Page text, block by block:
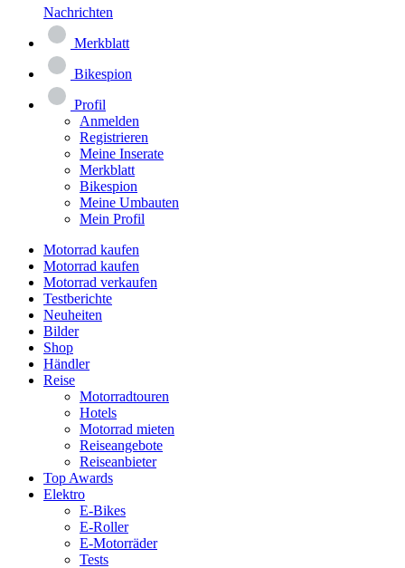
Nachrichten
Merkblatt
Bikespion
Profil
Anmelden
Registrieren
Meine Inserate
Merkblatt
Bikespion
Meine Umbauten
Mein Profil
Motorrad kaufen
Motorrad kaufen
Motorrad verkaufen
Testberichte
Neuheiten
Bilder
Shop
Händler
Reise
Motorradtouren
Hotels
Motorrad mieten
Reiseangebote
Reiseanbieter
Top Awards
Elektro
E-Bikes
E-Roller
E-Motorräder
Tests